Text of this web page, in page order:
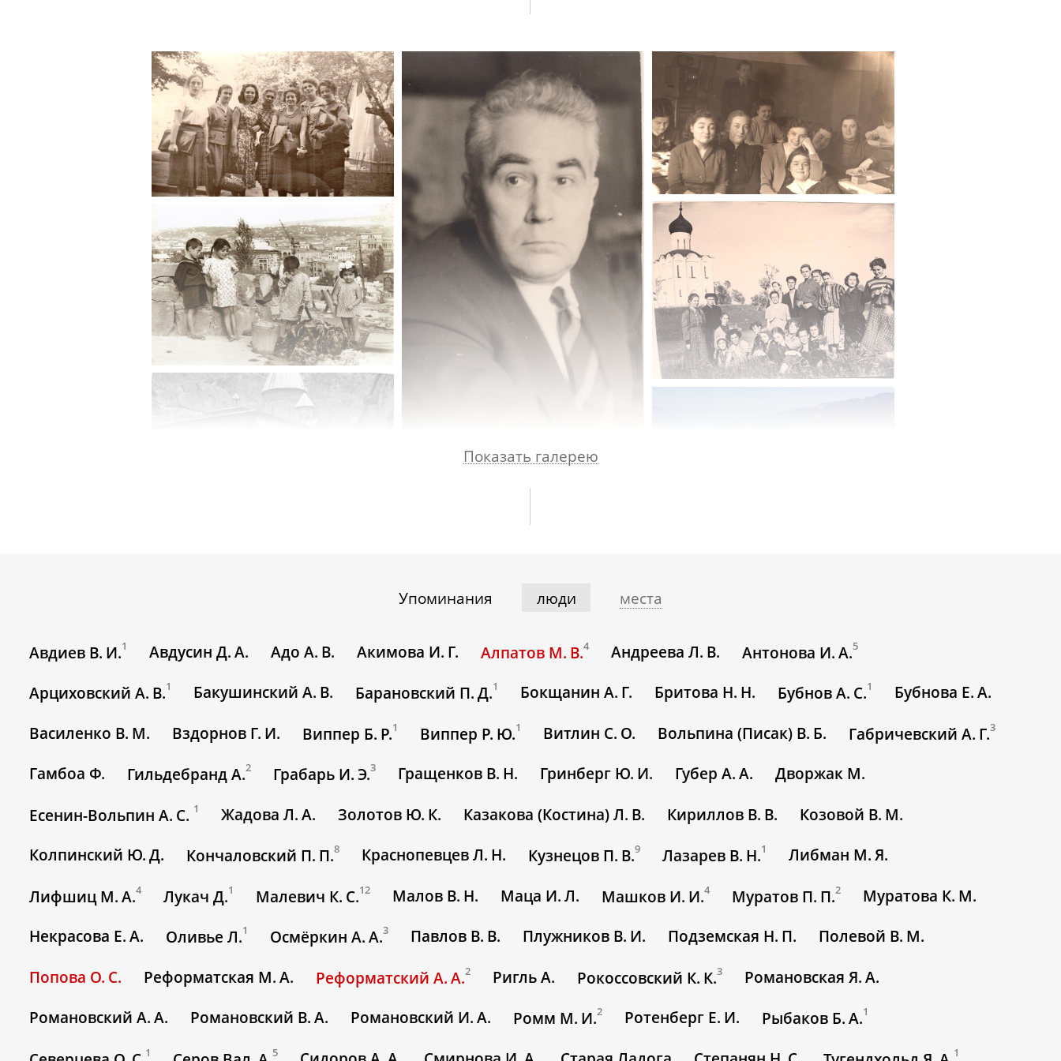
Практика в Ленинграде, «Дело Краснопевцева» (Л. Н. Краснопевцев, секретарь комсомольской организации),
Ладогу, практика в Армении и Грузии. Аспирантка Н. С. Степанян, М. Сарьян и его дом в Ереване, античный храм
в Гарни, скальный монастырь Гегард. Фестиваль 1957 г., атмосфера всеобщего братства, оттепель, ГМИИ
им. Пушкина и И. А. Антонова. Выставки: Дрезденская галерея 1955 г., выставка В. Серова, выставки
«бубнововалетцев» и «Голубой розы», П. В. Кузнецов, выставка мексиканского искусства (Ороско, Сикейрос,
Ривера); концерты зарубежных исполнителей, первый конкурс Чайковского (Ван Клиберн), С. Т. Рихтер,
дирижеры: Л. Стоковский, Ю. Орманди, пианист Г. Гульд, театры: «Комеди франсез», театр Ж.Вилара («Дон Жуан»),
английский театр и П. Скофилд, Л. Оливье («Отелло»), Американская выставка в Сокольниках (Дж. Поллок,
абстрактный экспрессионизм), выступление Хрущева в Манеже, ХХ съезд, венгерские события 1956
г. и Будапештский конгресс историков искусства (1969).
Показать галерею
Упоминания люди места
Авдиев В. И.1 Авдусин Д. А. Адо А. В. Акимова И. Г. Алпатов М. В.4 Андреева Л. В. Антонова И. А.5
Арциховский А. В.1 Бакушинский А. В. Барановский П. Д.1 Бокщанин А. Г. Бритова Н. Н. Бубнов А. С.1
Бубнова Е. А.
Василенко В. М.
Вздорнов Г. И. Виппер Б. Р.1 Виппер Р. Ю.1 Витлин С. О. Вольпина (Писак) В. Б. Габричевский А. Г.3
Гамбоа Ф. Гильдебранд А.2 Грабарь И. Э.3 Гращенков В. Н. Гринберг Ю. И. Губер А. А. Дворжак М.
Есенин-Вольпин А. С. 1 Жадова Л. А. Золотов Ю. К. Казакова (Костина) Л. В. Кириллов В. В.
Козовой В. М.
Колпинский Ю. Д.
Кончаловский П. П.8 Краснопевцев Л. Н. Кузнецов П. В.9 Лазарев В. Н.1 Либман М. Я.
Лифшиц М. А.4 Лукач Д.1 Малевич К. С.12 Малов В. Н. Маца И. Л. Машков И. И.4 Муратов П. П.2
Муратова К. М.
Некрасова Е. А.
Оливье Л.1 Осмёркин А. А.3 Павлов В. В. Плужников В. И. Подземская Н. П.
Полевой В. М.
Попова О. С.
Реформатская М. А. Реформатский А. А.2 Ригль А. Рокоссовский К. К.3
Романовская Я. А.
Романовский А. А.
Романовский В. А. Романовский И. А. Ромм М. И.2 Ротенберг Е. И. Рыбаков Б. А.1
1 5 1